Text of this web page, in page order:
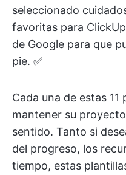
seleccionado
favoritas para
de Google para que
pie. ✅
Cada una de estas 11
mantener su
sentido. Tanto si
del progreso, los
tiempo, estas